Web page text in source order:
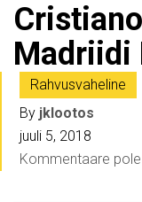
Madriidi
Rahvusvaheline
By jklootos
juuli 5, 2018
Kommentaare pole